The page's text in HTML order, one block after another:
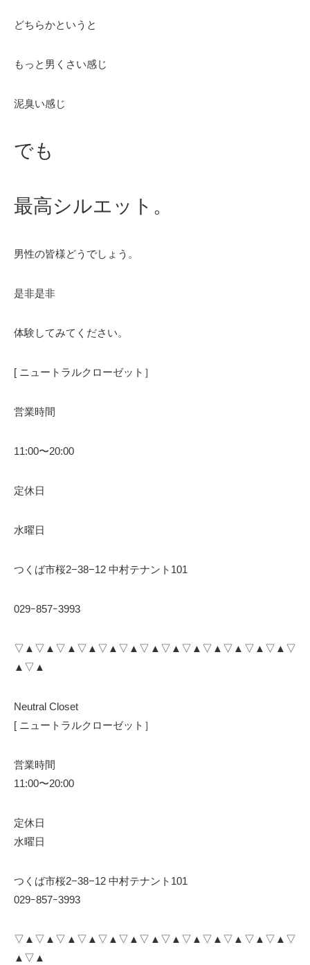
どちらかというと
もっと男くさい感じ
泥臭い感じ
でも
最高シルエット。
男性の皆様どうでしょう。
是非是非
体験してみてください。
[ ニュートラルクローゼット］
営業時間
11:00〜20:00
定休日
水曜日
つくば市桜2−38−12 中村テナント101
029ｰ857ｰ3993
▽▲▽▲▽▲▽▲▽▲▽▲▽▲▽▲▽▲▽▲▽▲▽▲▽▲▽
▲▽▲
Neutral Closet
[ ニュートラルクローゼット］
営業時間
11:00〜20:00
定休日
水曜日
つくば市桜2−38−12 中村テナント101
029ｰ857ｰ3993
▽▲▽▲▽▲▽▲▽▲▽▲▽▲▽▲▽▲▽▲▽▲▽▲▽▲▽
▲▽▲